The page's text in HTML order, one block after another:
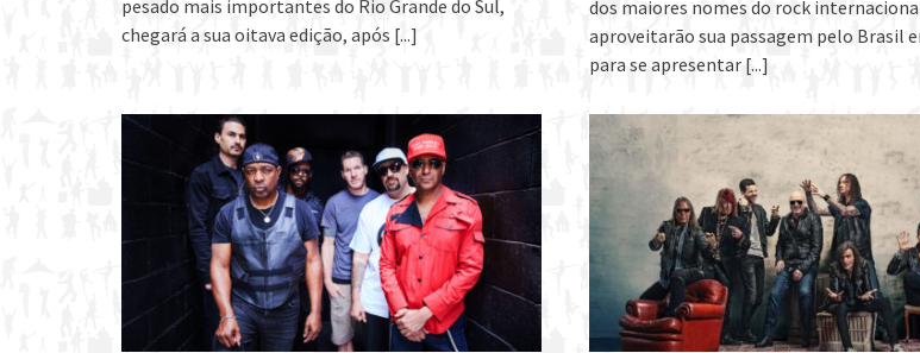
pesado mais importantes do Rio Grande do Sul,
chegará a sua oitava edição, após [...]
dos maiores nomes do rock
aproveitarão sua passagem pelo Brasil
para se apresentar [...]